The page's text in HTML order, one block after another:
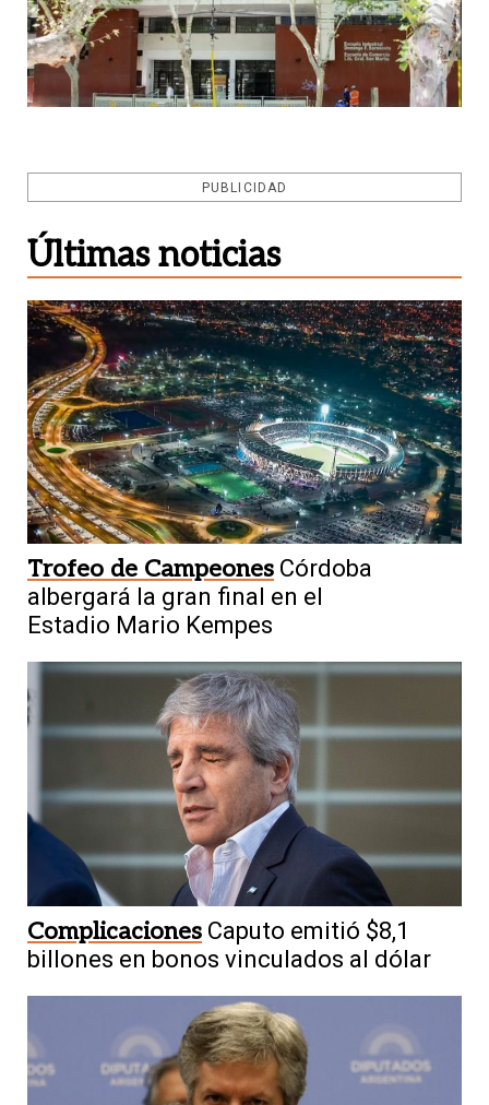
La Escuela Industrial llama
4
Guaymallén Choque múltiple en
Mendoza: un muerto y heridos al caer al
vacío
5
Devoción San Cayetano reunió a
decenas de fieles en una procesión por
Capital
PUBLICIDAD
Últimas noticias
Trofeo de Campeones Córdoba
albergará la gran final en el
Estadio Mario Kempes
Complicaciones Caputo emitió $8,1
billones en bonos vinculados al dólar